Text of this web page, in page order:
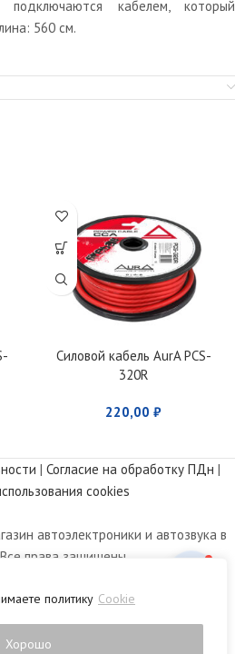
политику Cookie
Хорошо
кабелем, который
560 см.
Силовой кабель AurA PCS-
320R
220,00 ₽
| Согласие на обработку ПДн |
cookies
автоэлектроники и автозвука в
права защищены.
офертой, определяемой
Гражданского кодекса РФ.